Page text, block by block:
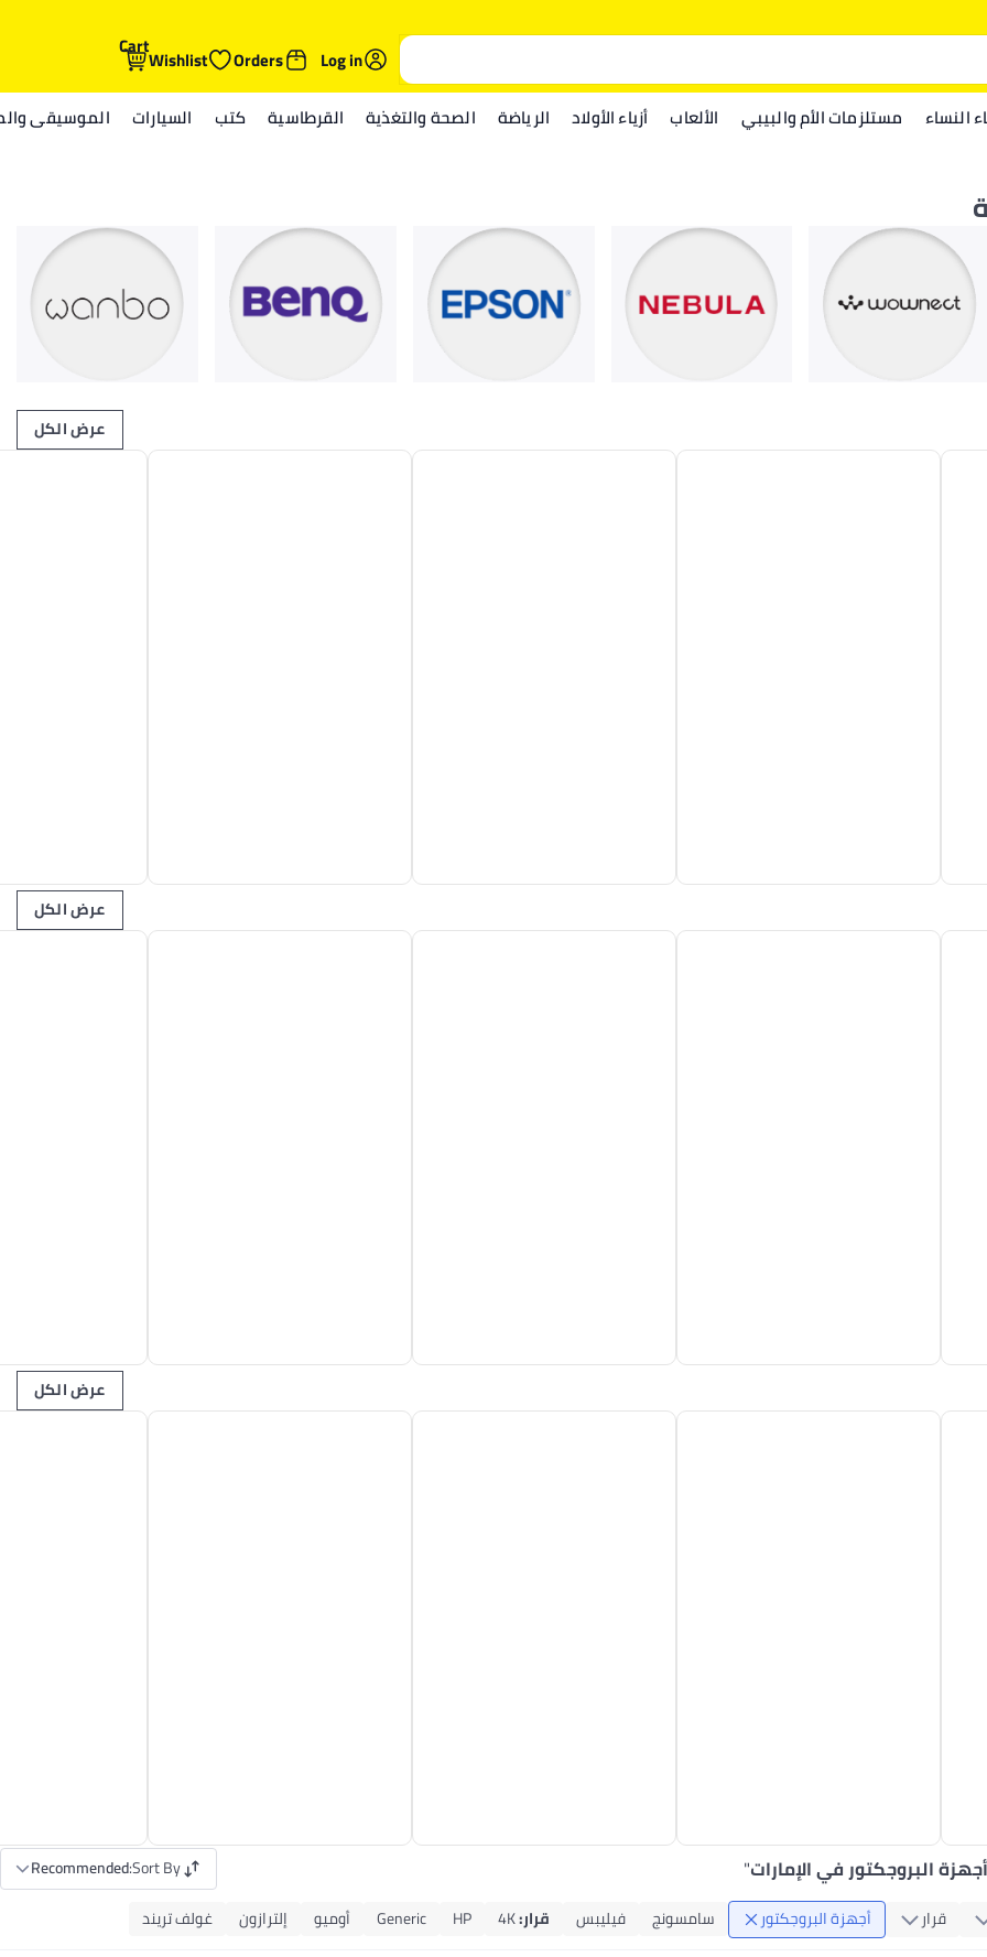
Log in
Orders
Wishlist
Cart
النساء مستلزمات الأم والبيبي الألعاب أزياء الأولاد الرياضة الصحة والتغذية القرطاسية كتب السيارات الموسيقى
عرض الكل
عرض الكل
عرض الكل
أجهزة البروجكتور في الإمارات"
Sort By
:
Recommended
قرار أجهزة البروجكتور سامسونج فيليبس قرار:
4K
HP
Generic أوميو إلترازون غولف تريند